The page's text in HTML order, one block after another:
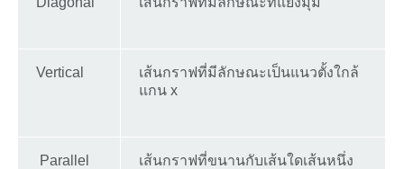
Vertical
เส้นกราฟที่มีลักษณะเป็นแนวตั้งใกล้
แกน x
Parallel
เส้นกราฟที่ขนานกับเส้นใดเส้นหนึ่ง